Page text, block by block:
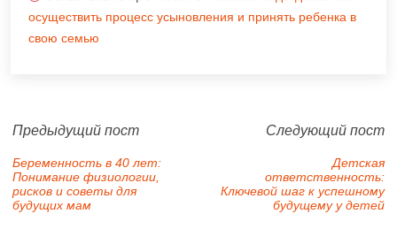
осуществить процесс усыновления и принять ребенка в
свою семью
Предыдущий пост
Беременность в 40 лет:
Понимание физиологии,
рисков и советы для
будущих мам
Следующий пост
Детская
ответственность:
Ключевой шаг к успешному
будущему у детей